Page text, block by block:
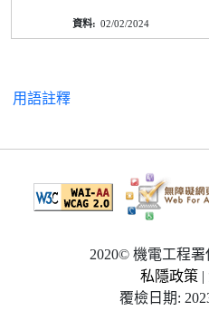
02/02/2024
用語註釋
2020© 機電工程署
私隱政策 |
覆檢日期: